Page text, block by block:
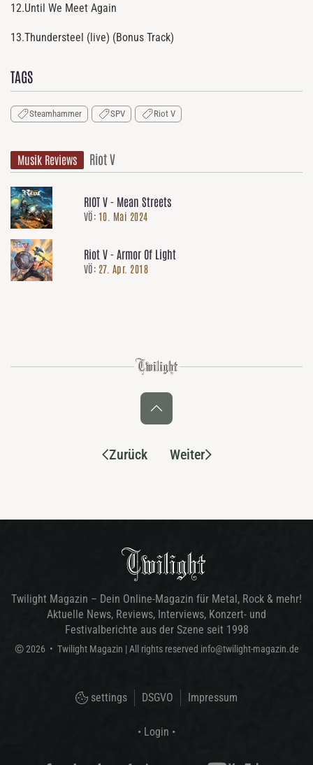
12.Until We Meet Again
13.Thundersteel (live) (Bonus Track)
TAGS
Steamhammer SPV Riot V
Musik Reviews Riot V
RIOT V - Mean Streets
VÖ: 10. Mai 2024
Riot V - Armor Of Light
VÖ: 27. Apr. 2018
Zurück Weiter
Twilight Magazin – Dein Online-Magazin für Metal, Rock & mehr!
Aktuelle News, Reviews, Interviews, Konzert- und
Festivalberichte aus der Szene seit 1998
© 2026 • Twilight Magazin | All rights reserved info@twilight-magazin.de
settings DSGVO Impressum
• Login •